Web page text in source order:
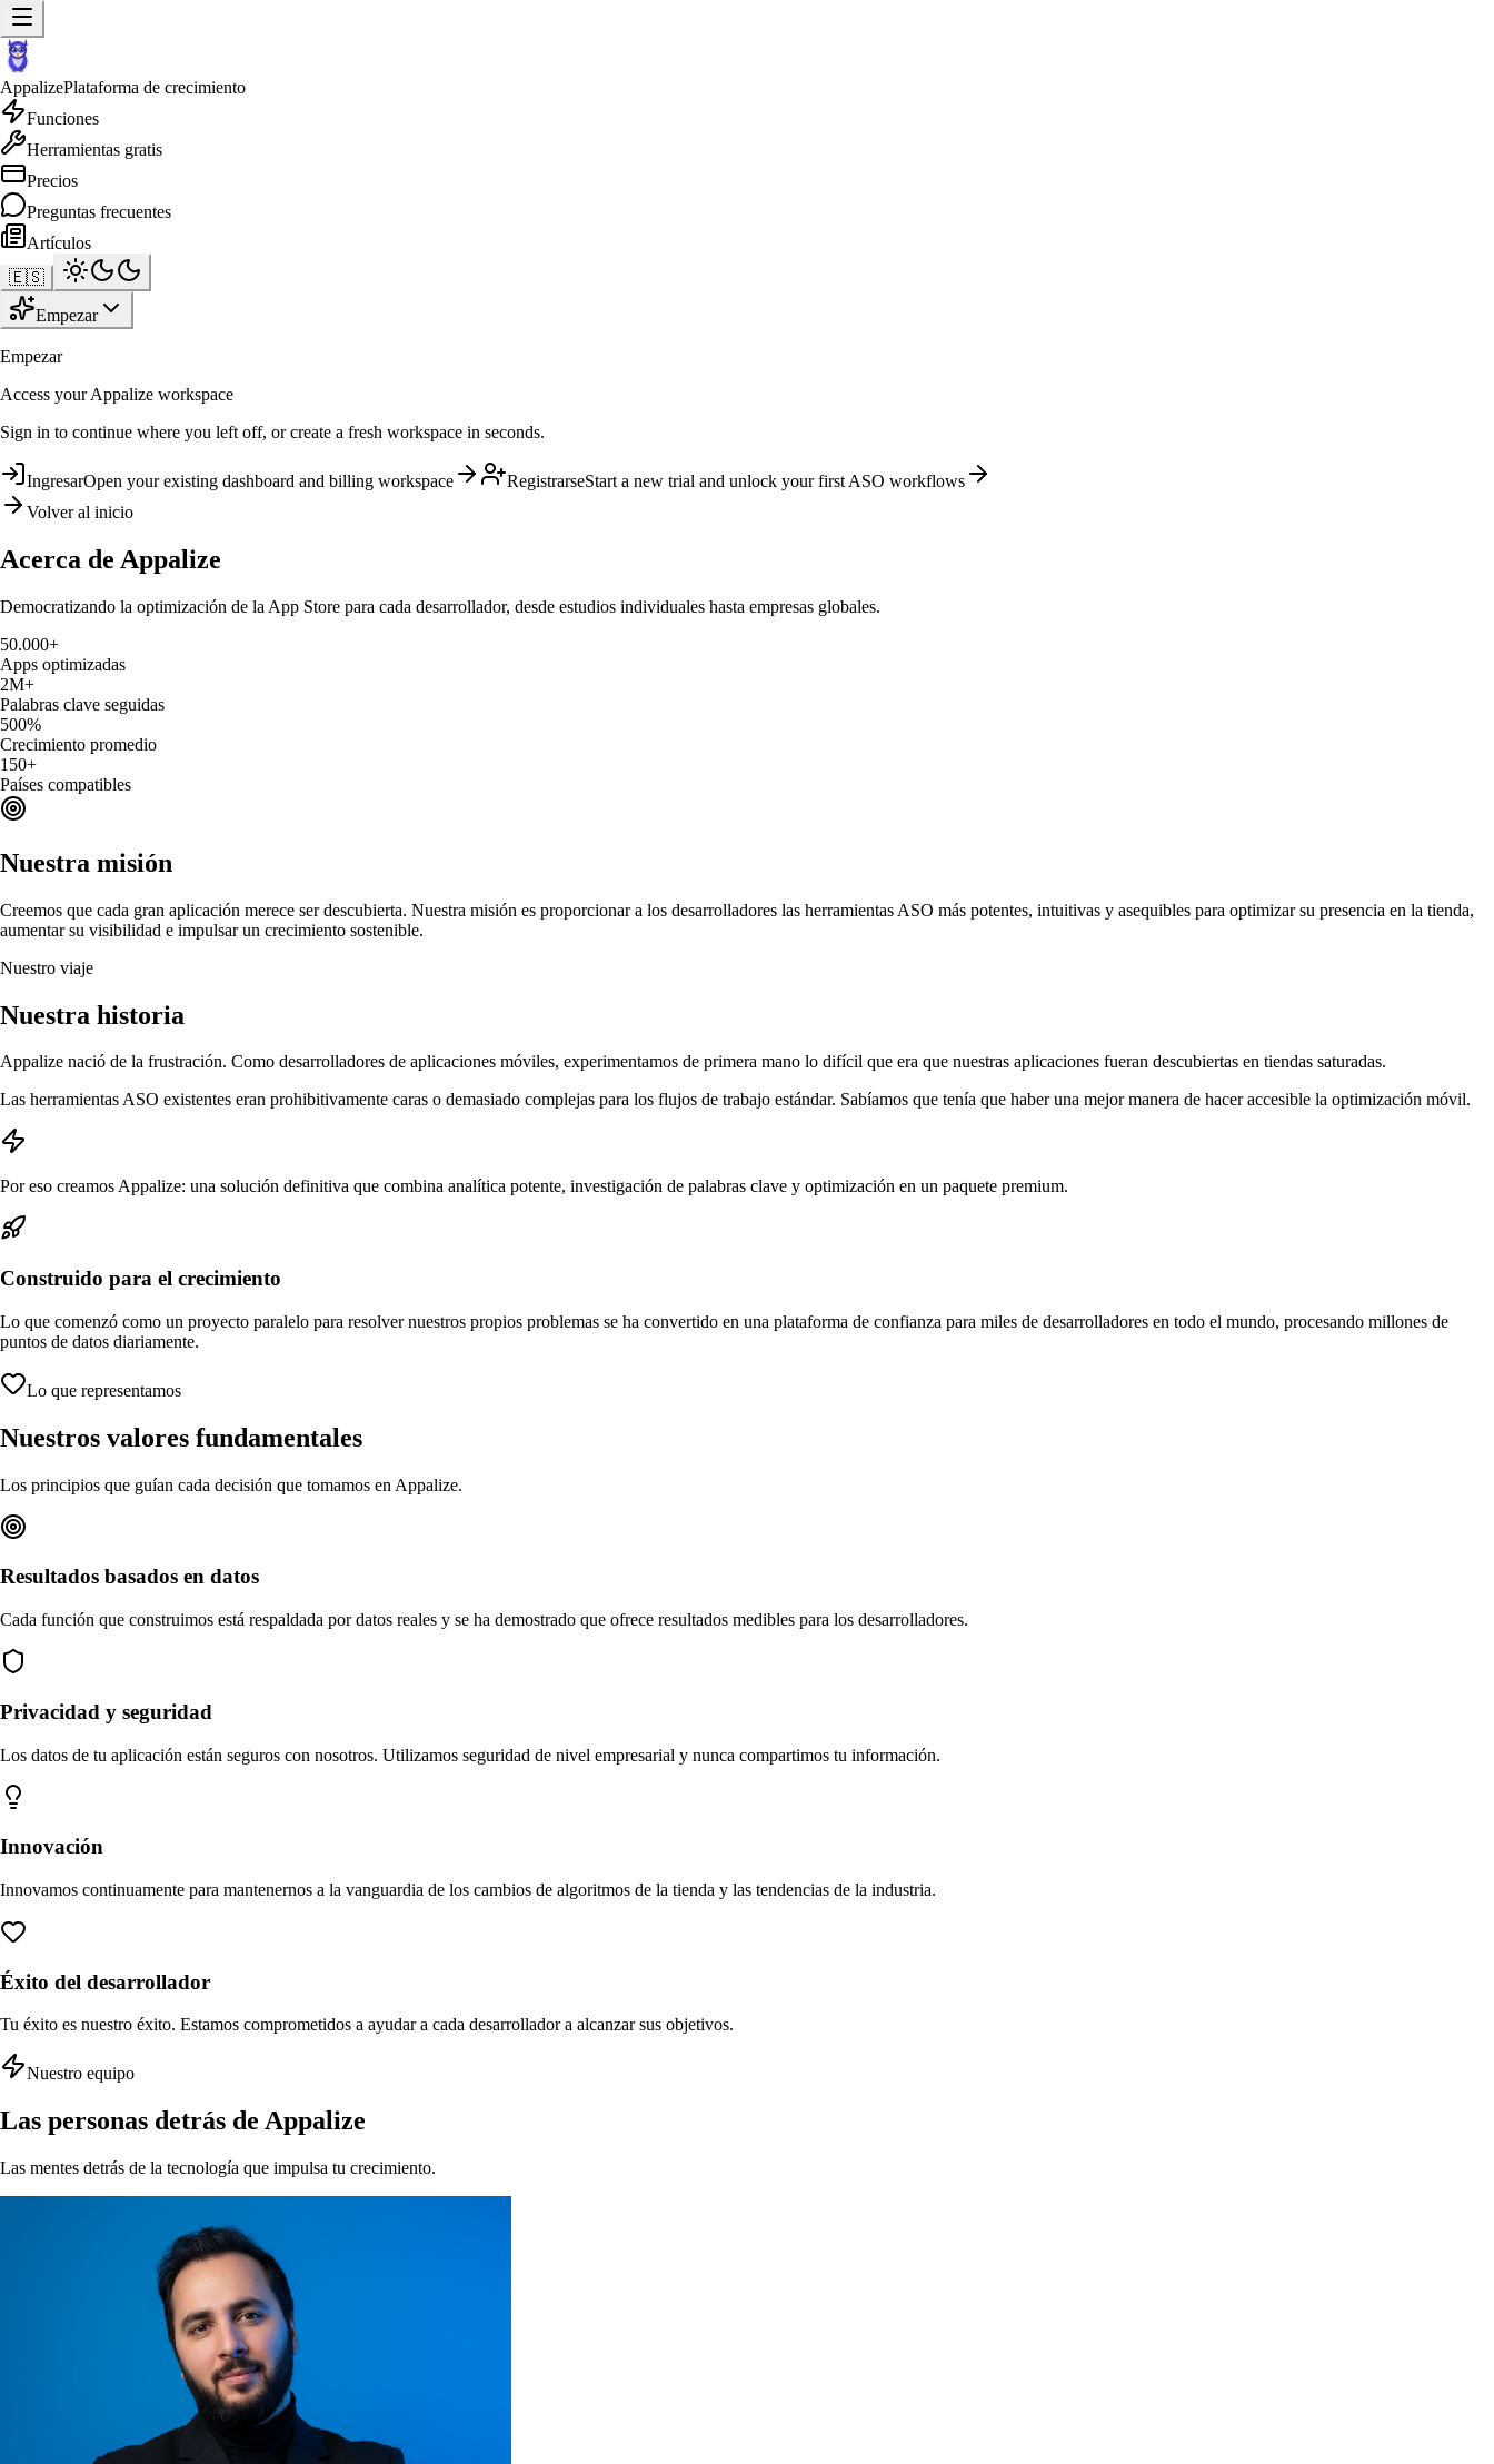
AppalizePlataforma de crecimiento
Funciones
Herramientas gratis
Precios
Preguntas frecuentes
Artículos
🇪🇸
Empezar
Empezar
Access your Appalize workspace
Sign in to continue where you left off, or create a fresh workspace in seconds.
IngresarOpen your existing dashboard and billing workspace RegistrarseStart a new trial and unlock your first ASO workflows
Volver al inicio
Acerca de Appalize
Democratizando la optimización de la App Store para cada desarrollador, desde estudios individuales hasta empresas globales.
50.000+
Apps optimizadas
2M+
Palabras clave seguidas
500%
Crecimiento promedio
150+
Países compatibles
Nuestra misión
Creemos que cada gran aplicación merece ser descubierta. Nuestra misión es proporcionar a los desarrolladores las herramientas ASO más potentes, intuitivas y asequibles para optimizar su presencia en la tienda,
aumentar su visibilidad e impulsar un crecimiento sostenible.
Nuestro viaje
Nuestra historia
Appalize nació de la frustración. Como desarrolladores de aplicaciones móviles, experimentamos de primera mano lo difícil que era que nuestras aplicaciones fueran descubiertas en tiendas saturadas.
Las herramientas ASO existentes eran prohibitivamente caras o demasiado complejas para los flujos de trabajo estándar. Sabíamos que tenía que haber una mejor manera de hacer accesible la optimización móvil.
Por eso creamos Appalize: una solución definitiva que combina analítica potente, investigación de palabras clave y optimización en un paquete premium.
Construido para el crecimiento
Lo que comenzó como un proyecto paralelo para resolver nuestros propios problemas se ha convertido en una plataforma de confianza para miles de desarrolladores en todo el mundo, procesando millones de
puntos de datos diariamente.
Lo que representamos
Nuestros valores fundamentales
Los principios que guían cada decisión que tomamos en Appalize.
Resultados basados en datos
Cada función que construimos está respaldada por datos reales y se ha demostrado que ofrece resultados medibles para los desarrolladores.
Privacidad y seguridad
Los datos de tu aplicación están seguros con nosotros. Utilizamos seguridad de nivel empresarial y nunca compartimos tu información.
Innovación
Innovamos continuamente para mantenernos a la vanguardia de los cambios de algoritmos de la tienda y las tendencias de la industria.
Éxito del desarrollador
Tu éxito es nuestro éxito. Estamos comprometidos a ayudar a cada desarrollador a alcanzar sus objetivos.
Nuestro equipo
Las personas detrás de Appalize
Las mentes detrás de la tecnología que impulsa tu crecimiento.